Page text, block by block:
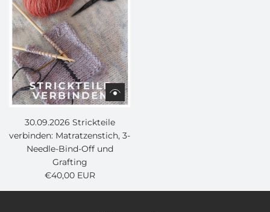
30.09.2026 Strickteile
verbinden: Matratzenstich, 3-
Needle-Bind-Off und
Grafting
€40,00 EUR